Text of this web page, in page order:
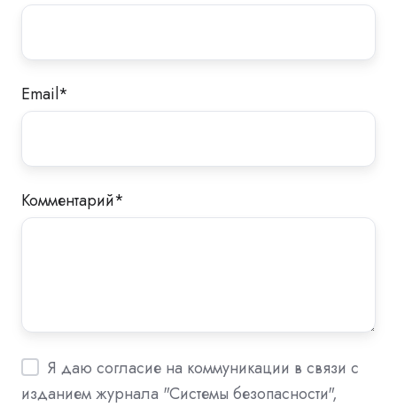
Email*
Комментарий*
Я даю согласие на коммуникации в связи с
изданием журнала "Системы безопасности",